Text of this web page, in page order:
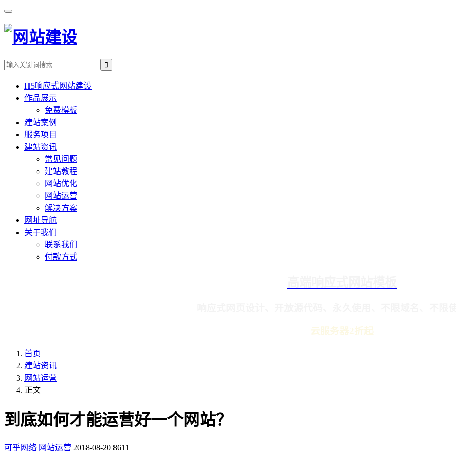
H5响应式网站建设
作品展示
免费模板
建站案例
服务项目
建站资讯
常见问题
建站教程
网站优化
网站运营
解决方案
网址导航
关于我们
联系我们
付款方式
云服务器2折起
首页
建站资讯
网站运营
正文
到底如何才能运营好一个网站？
可乎网络 网站运营 2018-08-20 8611